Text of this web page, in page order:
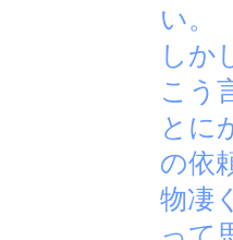
い。
しか
こう
とに
の依
物凄